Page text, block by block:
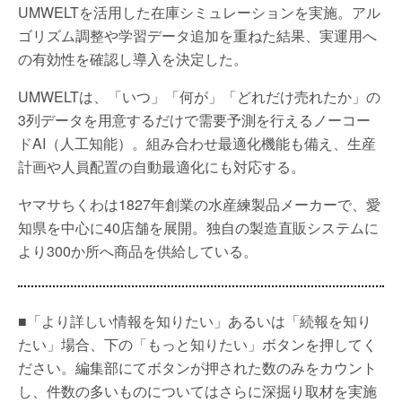
UMWELTを活用した在庫シミュレーションを実施。アル
ゴリズム調整や学習データ追加を重ねた結果、実運用へ
の有効性を確認し導入を決定した。
UMWELTは、「いつ」「何が」「どれだけ売れたか」の
3列データを用意するだけで需要予測を行えるノーコー
ドAI（人工知能）。組み合わせ最適化機能も備え、生産
計画や人員配置の自動最適化にも対応する。
ヤマサちくわは1827年創業の水産練製品メーカーで、愛
知県を中心に40店舗を展開。独自の製造直販システムに
より300か所へ商品を供給している。
■「より詳しい情報を知りたい」あるいは「続報を知り
たい」場合、下の「もっと知りたい」ボタンを押してく
ださい。編集部にてボタンが押された数のみをカウント
し、件数の多いものについてはさらに深掘り取材を実施